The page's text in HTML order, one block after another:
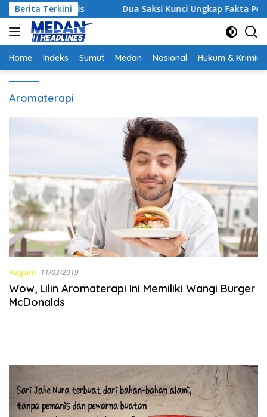
Langsung
ke
konten
Berita Terkini
Strategis Dua Saksi Kunci Ungkap Fakta Persidangan
Home Indeks Sumut Medan Nasional Hukum &
Aromaterapi
Ragam 11/03/2019
Wow, Lilin Aromaterapi Ini Memiliki Wangi Burger
McDonalds